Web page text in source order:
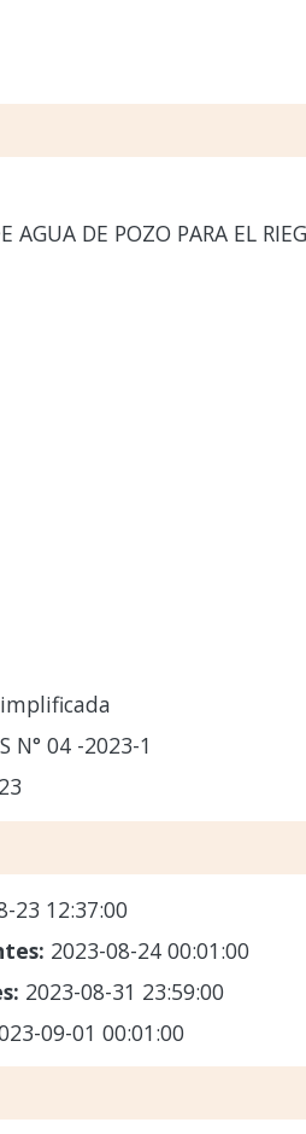
DE POZO PARA EL
N° 04 -2023-1
23 12:37:00
2023-08-24 00:01:00
2023-08-31 23:59:00
09-01 00:01:00